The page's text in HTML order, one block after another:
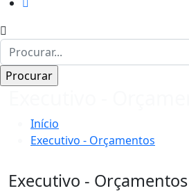
Início
Executivo - Orçamentos
Executivo - Orçamentos